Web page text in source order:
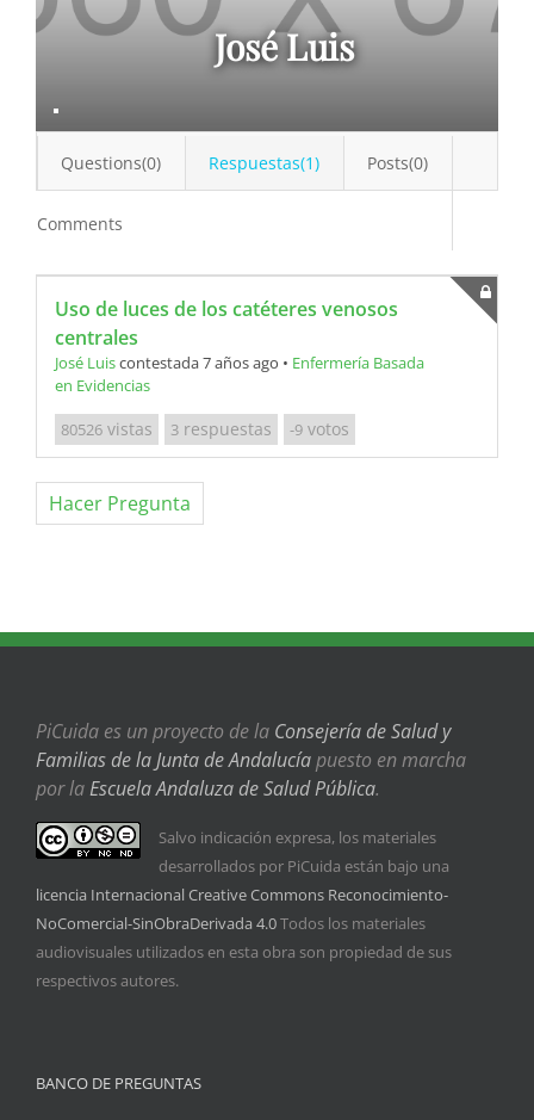
José Luis
Questions(0) Respuestas(1) Posts(0)
Comments
Uso de luces de los catéteres venosos
centrales
José Luiscontestada 7 años ago • Enfermería Basada
en Evidencias
80526 vistas 3 respuestas -9 votos
Hacer Pregunta
PiCuida es un proyecto de la Consejería de Salud y
Familias de la Junta de Andalucíapuesto en marcha
por laEscuela Andaluza de Salud Pública.
Salvo indicación expresa, los materiales
desarrollados por PiCuida están bajo una
licencia Internacional Creative Commons Reconocimiento-
NoComercial-SinObraDerivada 4.0Todos los materiales
audiovisuales utilizados en esta obra son propiedad de sus
respectivos autores.
BANCO DE PREGUNTAS